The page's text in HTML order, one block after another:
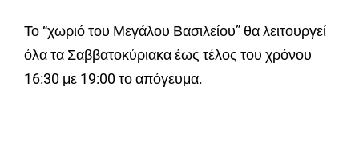
Το “χωριό του Μεγάλου Βασιλείου” θα λειτουργεί
όλα τα Σαββατοκύριακα έως τέλος του χρόνου
16:30 με 19:00 το απόγευμα.